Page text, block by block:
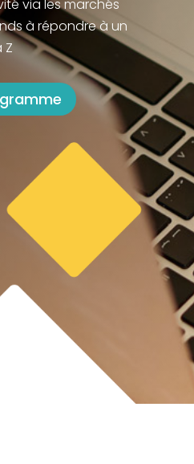
via les marchés
à répondre à un
Z